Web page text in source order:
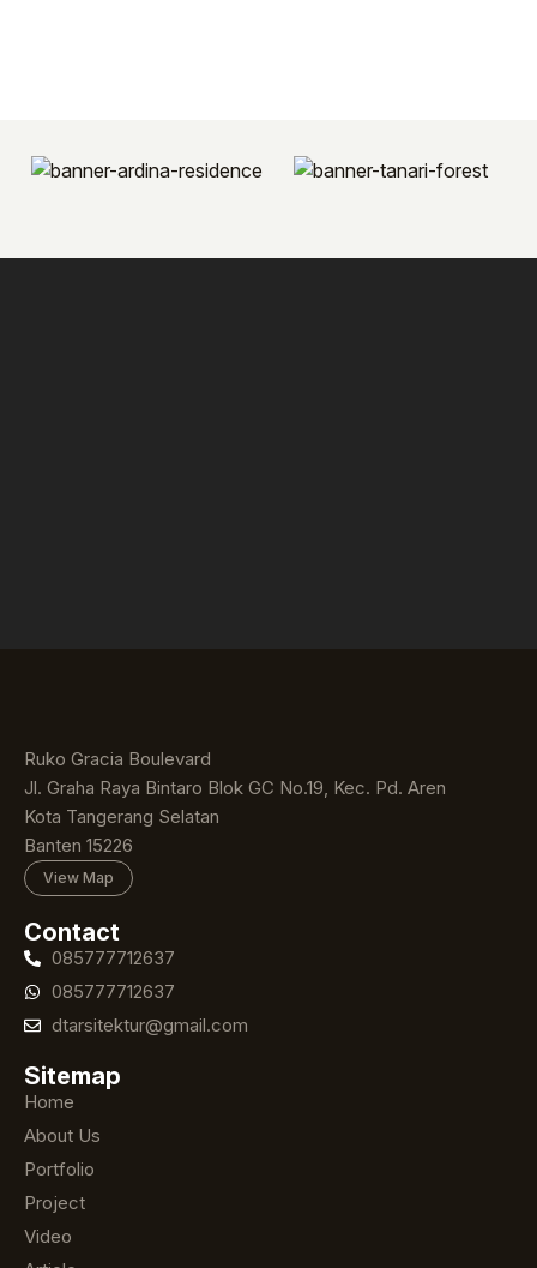
Ruko Gracia Boulevard
Jl. Graha Raya Bintaro Blok GC No.19, Kec. Pd. Aren
Kota Tangerang Selatan
Banten 15226
View Map
Contact
085777712637
085777712637
dtarsitektur@gmail.com
Sitemap
Home
About Us
Portfolio
Project
Video